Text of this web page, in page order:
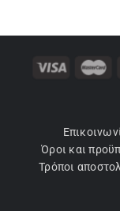
Όροι και
Τρόποι